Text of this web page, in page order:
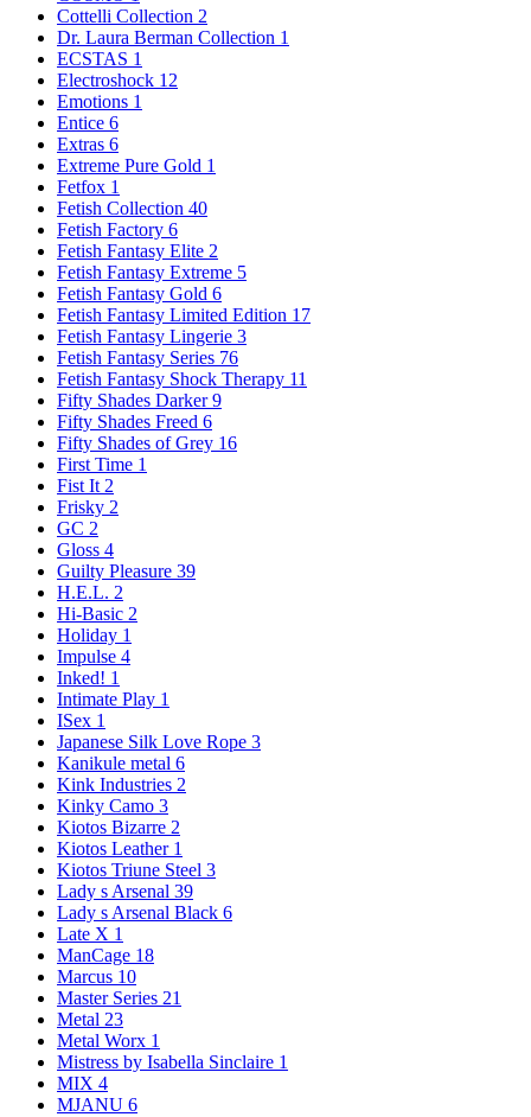
Cottelli Collection 2
Dr. Laura Berman Collection 1
ECSTAS 1
Electroshock 12
Emotions 1
Entice 6
Extras 6
Extreme Pure Gold 1
Fetfox 1
Fetish Collection 40
Fetish Factory 6
Fetish Fantasy Elite 2
Fetish Fantasy Extreme 5
Fetish Fantasy Gold 6
Fetish Fantasy Limited Edition 17
Fetish Fantasy Lingerie 3
Fetish Fantasy Series 76
Fetish Fantasy Shock Therapy 11
Fifty Shades Darker 9
Fifty Shades Freed 6
Fifty Shades of Grey 16
First Time 1
Fist It 2
Frisky 2
GC 2
Gloss 4
Guilty Pleasure 39
H.E.L. 2
Hi-Basic 2
Holiday 1
Impulse 4
Inked! 1
Intimate Play 1
ISex 1
Japanese Silk Love Rope 3
Kanikule metal 6
Kink Industries 2
Kinky Camo 3
Kiotos Bizarre 2
Kiotos Leather 1
Kiotos Triune Steel 3
Lady s Arsenal 39
Lady s Arsenal Black 6
Late X 1
ManCage 18
Marcus 10
Master Series 21
Metal 23
Metal Worx 1
Mistress by Isabella Sinclaire 1
MIX 4
MJANU 6